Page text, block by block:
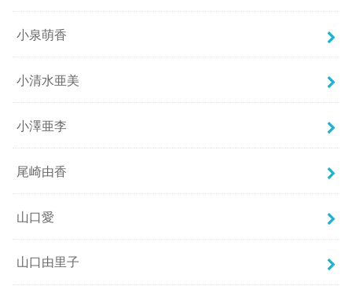
小泉萌香
小清水亜美
小澤亜李
尾崎由香
山口愛
山口由里子